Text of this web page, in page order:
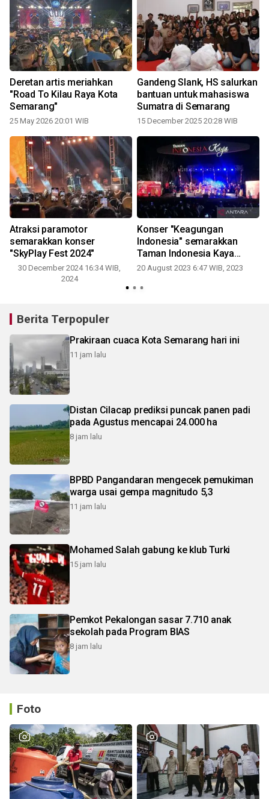
Deretan artis meriahkan
"Road To Kilau Raya Kota
Semarang"
25 May 2026 20:01 WIB
Gandeng Slank, HS salurkan
bantuan untuk mahasiswa
Sumatra di Semarang
15 December 2025 20:28 WIB
Atraksi paramotor
semarakkan konser
"SkyPlay Fest 2024"
30 December 2024 16:34 WIB,
2024
Konser "Keagungan
Indonesia" semarakkan
Taman Indonesia Kaya
Semarang
20 August 2023 6:47 WIB, 2023
Berita Terpopuler
Prakiraan cuaca Kota Semarang hari ini
11 jam lalu
Distan Cilacap prediksi puncak panen padi
pada Agustus mencapai 24.000 ha
8 jam lalu
BPBD Pangandaran mengecek pemukiman
warga usai gempa magnitudo 5,3
11 jam lalu
Mohamed Salah gabung ke klub Turki
15 jam lalu
Pemkot Pekalongan sasar 7.710 anak
sekolah pada Program BIAS
8 jam lalu
Foto